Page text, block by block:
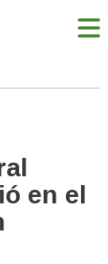
en el